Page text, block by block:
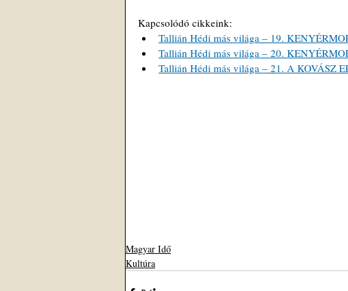
Kapcsolódó cikkeink:
Tallián Hédi más világa – 19.
Tallián Hédi más világa – 20.
Tallián Hédi más világa – 21. A KOVÁSZ
Magyar Idő
Kultúra